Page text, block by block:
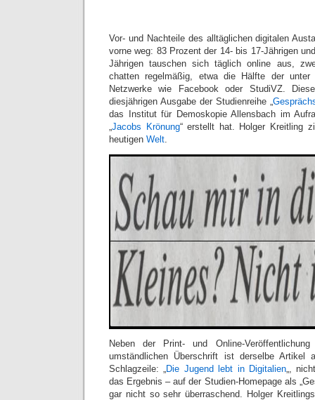
Vor- und Nachteile des alltäglichen digitalen
vorne weg: 83 Prozent der 14- bis 17-Jährigen
Jährigen tauschen sich täglich online aus,
chatten regelmäßig, etwa die Hälfte der unter
Netzwerke wie Facebook oder StudiVZ.
diesjährigen Ausgabe der Studienreihe „
das Institut für Demoskopie Allensbach im
Jacobs Krönung“ erstellt hat. Holger Kreitling
heutigen Welt
Neben der Print- und Online-
umständlichen Überschrift ist derselbe Artikel
Schlagzeile: „ Die Jugend lebt in Digitalien „,
das Ergebnis – auf der Studien-Homepage als
gar nicht so sehr überraschend. Holger